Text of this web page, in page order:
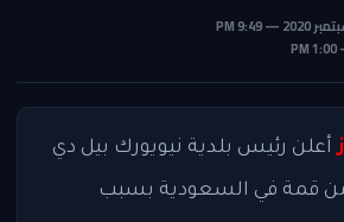
أعلن رئيس بلدية نيويورك بيل دي
من قمة في السعودية بسبب